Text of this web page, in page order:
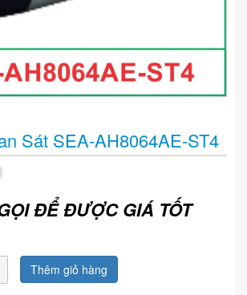
Sát SEA-AH8064AE-ST4
ĐỂ ĐƯỢC GIÁ TỐT
Thêm giỏ hàng